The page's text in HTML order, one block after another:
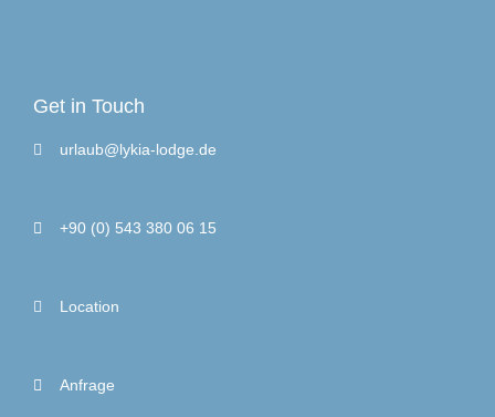
Get in Touch
urlaub@lykia-lodge.de
+90 (0) 543 380 06 15
Location
Anfrage